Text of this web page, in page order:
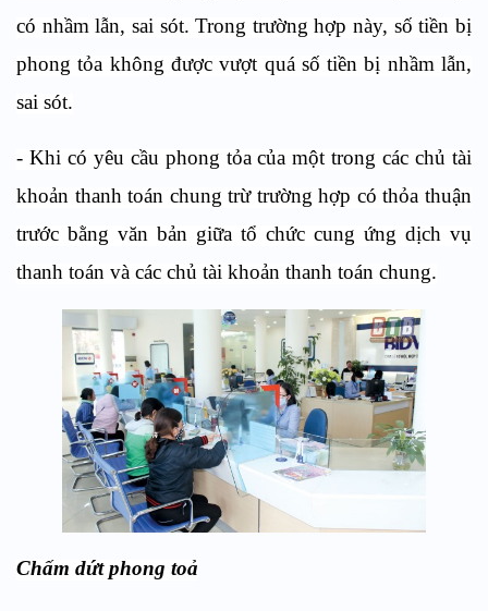
có nhầm lẫn, sai sót. Trong trường hợp này, số tiền bị
phong tỏa không được vượt quá số tiền bị nhầm lẫn,
sai sót.
- Khi có yêu cầu phong tỏa của một trong các chủ tài
khoản thanh toán chung trừ trường hợp có thỏa thuận
trước bằng văn bản giữa tổ chức cung ứng dịch vụ
thanh toán và các chủ tài khoản thanh toán chung.
Chấm dứt phong toả